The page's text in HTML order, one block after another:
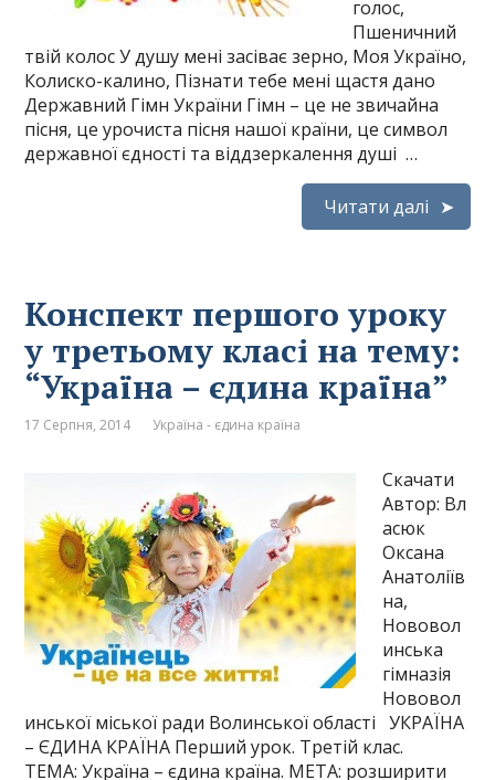
голос,
Пшеничний
твій колос У душу мені засіває зерно, Моя Україно,
Колиско-калино, Пізнати тебе мені щастя дано
Державний Гімн України Гімн – це не звичайна
пісня, це урочиста пісня нашої країни, це символ
державної єдності та віддзеркалення душі …
Читати далі
Конспект першого уроку
у третьому класі на тему:
“Україна – єдина країна”
17 Серпня, 2014 Україна - єдина країна
Скачати
Автор: Вл
асюк
Оксана
Анатоліїв
на,
Нововол
инська
гімназія
Нововол
инської міської ради Волинської області УКРАЇНА
– ЄДИНА КРАЇНА Перший урок. Третій клас.
ТЕМА: Україна – єдина країна. МЕТА: розширити